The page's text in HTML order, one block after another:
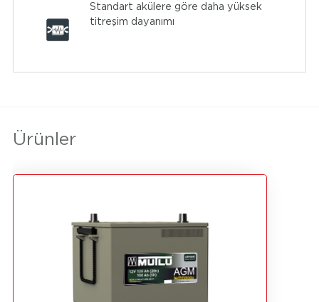
Standart akülere göre daha yüksek
titreşim dayanımı
Ürünler